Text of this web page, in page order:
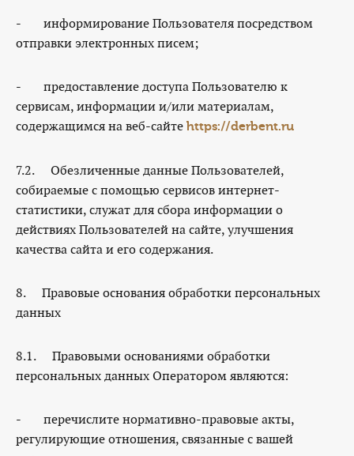
- информирование Пользователя посредством
отправки электронных писем;
- предоставление доступа Пользователю к
сервисам, информации и/или материалам,
содержащимся на веб-сайте https://derbent.ru
7.2. Обезличенные данные Пользователей,
собираемые с помощью сервисов интернет-
статистики, служат для сбора информации о
действиях Пользователей на сайте, улучшения
качества сайта и его содержания.
8. Правовые основания обработки персональных
данных
8.1. Правовыми основаниями обработки
персональных данных Оператором являются:
- перечислите нормативно-правовые акты,
регулирующие отношения, связанные с вашей